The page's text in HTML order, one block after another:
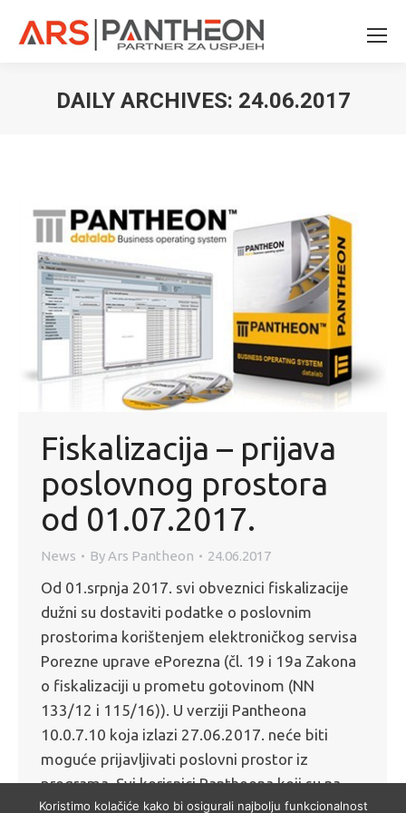
DAILY ARCHIVES: 24.06.2017
Fiskalizacija – prijava
poslovnog prostora
od 01.07.2017.
News By Ars Pantheon 24.06.2017
Od 01.srpnja 2017. svi obveznici fiskalizacije
dužni su dostaviti podatke o poslovnim
prostorima korištenjem elektroničkog servisa
Porezne uprave ePorezna (čl. 19 i 19a Zakona
o fiskalizaciji u prometu gotovinom (NN
133/12 i 115/16)). U verziji Pantheona
10.0.7.10 koja izlazi 27.06.2017. neće biti
moguće prijavljivati poslovni prostor iz
programa. Svi korisnici Pantheona koji su na
starijim verzijama a…
Koristimo kolačiće kako bi osigurali najbolju funkcionalnost